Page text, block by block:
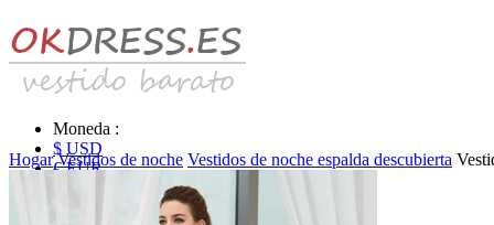
Moneda :
$ USD
€ EUR
Hogar Vestidos de noche Vestidos de noche espalda descubierta